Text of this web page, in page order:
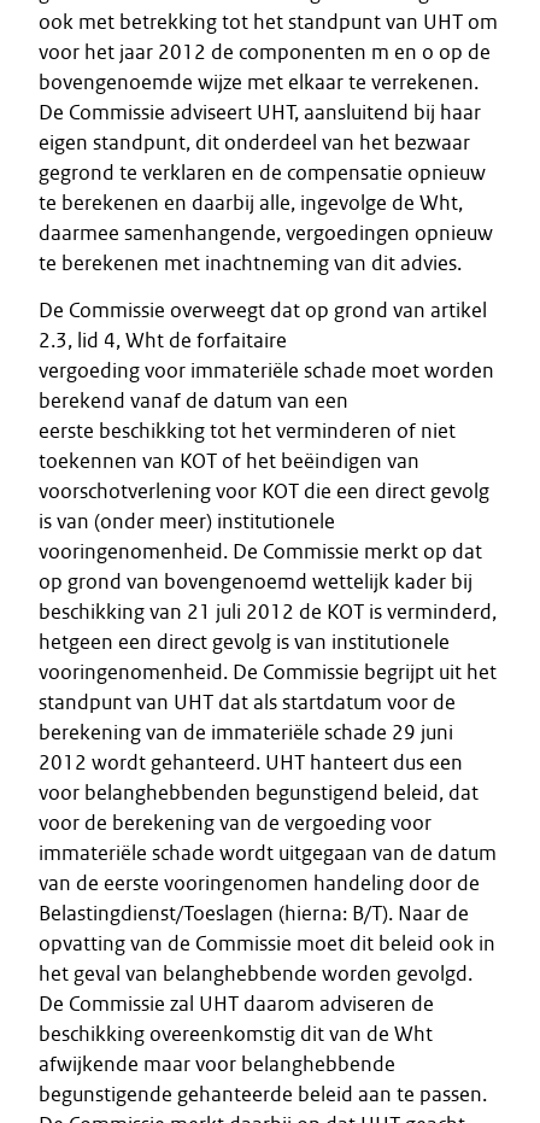
ook met betrekking tot het standpunt van UHT om
voor het jaar 2012 de componenten m en o op de
bovengenoemde wijze met elkaar te verrekenen.
De Commissie adviseert UHT, aansluitend bij haar
eigen standpunt, dit onderdeel van het bezwaar
gegrond te verklaren en de compensatie opnieuw
te berekenen en daarbij alle, ingevolge de Wht,
daarmee samenhangende, vergoedingen opnieuw
te berekenen met inachtneming van dit advies.
De Commissie overweegt dat op grond van artikel
2.3, lid 4, Wht de forfaitaire
vergoeding voor immateriële schade moet worden
berekend vanaf de datum van een
eerste beschikking tot het verminderen of niet
toekennen van KOT of het beëindigen van
voorschotverlening voor KOT die een direct gevolg
is van (onder meer) institutionele
vooringenomenheid. De Commissie merkt op dat
op grond van bovengenoemd wettelijk kader bij
beschikking van 21 juli 2012 de KOT is verminderd,
hetgeen een direct gevolg is van institutionele
vooringenomenheid. De Commissie begrijpt uit het
standpunt van UHT dat als startdatum voor de
berekening van de immateriële schade 29 juni
2012 wordt gehanteerd. UHT hanteert dus een
voor belanghebbenden begunstigend beleid, dat
voor de berekening van de vergoeding voor
immateriële schade wordt uitgegaan van de datum
van de eerste vooringenomen handeling door de
Belastingdienst/Toeslagen (hierna: B/T). Naar de
opvatting van de Commissie moet dit beleid ook in
het geval van belanghebbende worden gevolgd.
De Commissie zal UHT daarom adviseren de
beschikking overeenkomstig dit van de Wht
afwijkende maar voor belanghebbende
begunstigende gehanteerde beleid aan te passen.